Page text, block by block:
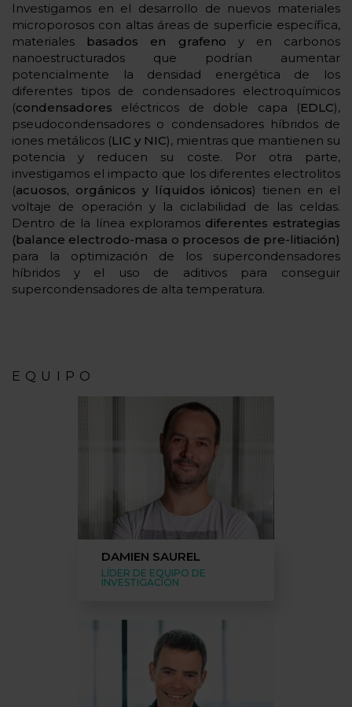
Investigamos en el desarrollo de nuevos materiales
microporosos con altas áreas de superficie específica,
materiales basados en grafeno y en carbonos
nanoestructurados que podrían aumentar
potencialmente la densidad energética de los
diferentes tipos de condensadores electroquímicos
(condensadores eléctricos de doble capa (EDLC),
pseudocondensadores o condensadores híbridos de
iones metálicos (LIC y NIC), mientras que mantienen su
potencia y reducen su coste. Por otra parte,
investigamos el impacto que los diferentes electrolitos
(acuosos, orgánicos y líquidos iónicos) tienen en el
voltaje de operación y la ciclabilidad de las celdas.
Dentro de la línea exploramos diferentes estrategias
(balance electrodo-masa o procesos de pre-litiación)
para la optimización de los supercondensadores
híbridos y el uso de aditivos para conseguir
supercondensadores de alta temperatura.
EQUIPO
DAMIEN SAUREL
LÍDER DE EQUIPO DE
INVESTIGACIÓN